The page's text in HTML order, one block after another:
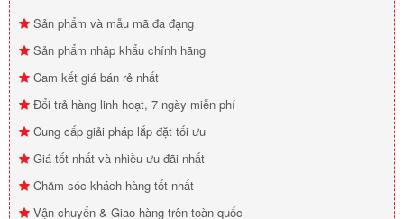
Sản phẩm và mẫu mã đa đạng
Sản phẩm nhập khẩu chính hãng
Cam kết giá bán rẻ nhất
Đổi trả hàng linh hoạt, 7 ngày miễn phí
Cung cấp giải pháp lắp đặt tối ưu
Giá tốt nhất và nhiều ưu đãi nhất
Chăm sóc khách hàng tốt nhất
Vận chuyển & Giao hàng trên toàn quốc